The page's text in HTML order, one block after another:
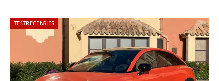
TESTRECENSIES